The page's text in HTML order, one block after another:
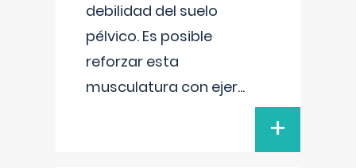
debilidad del suelo
pélvico. Es posible
reforzar esta
musculatura con ejer...
+